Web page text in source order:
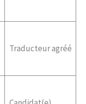
Traducteur agréé